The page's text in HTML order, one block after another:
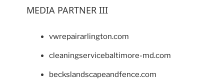
MEDIA PARTNER III
vwrepairarlington.com
cleaningservicebaltimore-md.com
beckslandscapeandfence.com